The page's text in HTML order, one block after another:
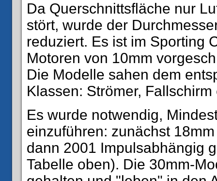
Da Querschnittsfläche nur
stört, wurde der
reduziert. Es ist im Sporting
Motoren von 10mm
Die Modelle sahen dem
Klassen: Strömer,
Es wurde notwendig,
einzuführen: zunächst
dann 2001 Impulsabhängig
Tabelle oben). Die 30mm-